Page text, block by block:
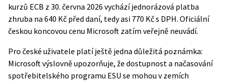
kurzů ECB z 30. června 2026 vychází jednorázová platba
zhruba na 640 Kč před daní, tedy asi 770 Kč s DPH. Oficiální
českou koncovou cenu Microsoft zatím veřejně neuvádí.
Pro české uživatele platí ještě jedna důležitá poznámka:
Microsoft výslovně upozorňuje, že dostupnost a načasování
spotřebitelského programu ESU se mohou v zemích